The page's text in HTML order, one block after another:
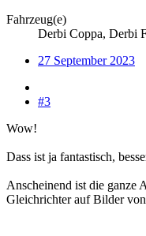
Fahrzeug(e)
Derbi Coppa, Derbi
27 September 2023
#3
Wow!
Dass ist ja fantastisch,
Anscheinend ist die ganze
Gleichrichter auf Bilder von